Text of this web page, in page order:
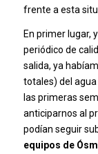
frente a esta
En primer lugar,
periódico de
salida, ya
totales) del
las primeras
anticiparnos al
podían seguir
equipos de